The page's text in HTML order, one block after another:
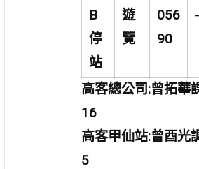
B
停
站
遊
覽
056
90
高客總公司:曾拓
16
高客甲仙站:曾酉光
5